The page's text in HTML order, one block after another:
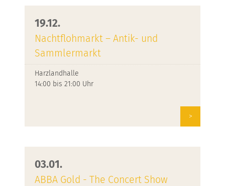
19.12.
Nachtflohmarkt – Antik- und
Sammlermarkt
Harzlandhalle
14:00 bis 21:00 Uhr
>
03.01.
ABBA Gold - The Concert Show